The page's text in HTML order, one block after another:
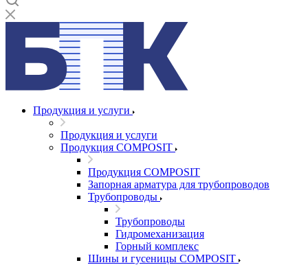
Продукция и услуги
Продукция и услуги
Продукция COMPOSIT
Продукция COMPOSIT
Запорная арматура для трубопроводов
Трубопроводы
Трубопроводы
Гидромеханизация
Горный комплекс
Шины и гусеницы COMPOSIT